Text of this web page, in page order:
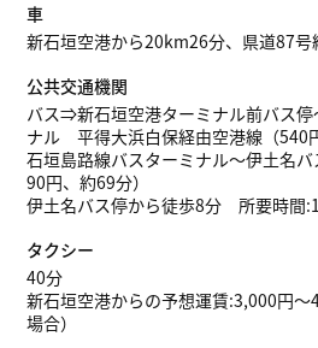
車
新石垣空港から20km26分、県道87号
公共交通機関
バス⇒新石垣空港ターミナル前バス停
ナル 平得大浜白保経由空港線（540
石垣島路線バスターミナル～伊土名
90円、約69分）
伊土名バス停から徒歩8分 所要時間
タクシー
40分
新石垣空港からの予想運賃:3,000円
場合）